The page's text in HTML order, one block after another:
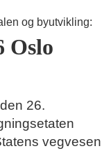
og byutvikling:
Oslo
26.
vegvesen